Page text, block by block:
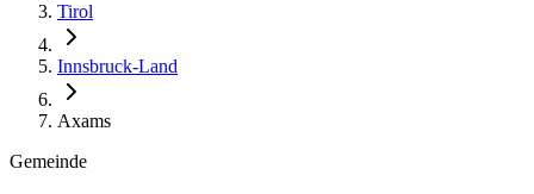
Tirol
Innsbruck-Land
Axams
Gemeinde